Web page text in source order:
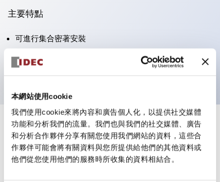
本網站使用cookie
我們使用cookie來將內容和廣告個人化，以提供社交媒體
功能和分析我們的流量。我們也與我們的社交媒體、廣告
和分析合作夥伴分享有關您使用我們網站的資料，這些合
作夥伴可能會將有關資料與您所提供給他們的其他資料或
他們從您使用他們的服務時所收集的資料相結合。
主要特點
可進行集合密著安裝
附鎖選擇開關採用高安全性的彈子鎖結構
防護結構為IP65（IEC60529）
規格 顯示全部
審美規範